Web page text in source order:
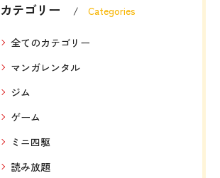
カテゴリー Categories
全てのカテゴリー
マンガレンタル
ジム
ゲーム
ミニ四駆
読み放題